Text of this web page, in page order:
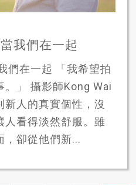
我們在一起
們在一起 「我希望拍
。」 攝影師Kong Wai
人的真實個性，沒
人看得淡然舒服。雖
，卻從他們新...